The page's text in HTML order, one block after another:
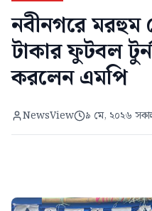
নবীনগরে মরহুম
টাকার ফুটবল
করলেন এমপি
NewsView ৯ মে, ২০২৬